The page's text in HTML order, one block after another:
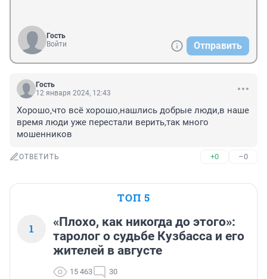
Гость
Войти
Отправить
Гость
12 января 2024, 12:43
Хорошо,что всё хорошо,нашлись добрые люди,в наше
время люди уже перестали верить,так много
мошенников
ОТВЕТИТЬ +0 –0
ТОП 5
1
«Плохо, как никогда до этого»:
таролог о судьбе Кузбасса и его
жителей в августе
15 463 30